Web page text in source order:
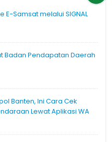
E-Samsat melalui SIGNAL
Badan Pendapatan Daerah
Banten, Ini Cara Cek
Lewat Aplikasi WA